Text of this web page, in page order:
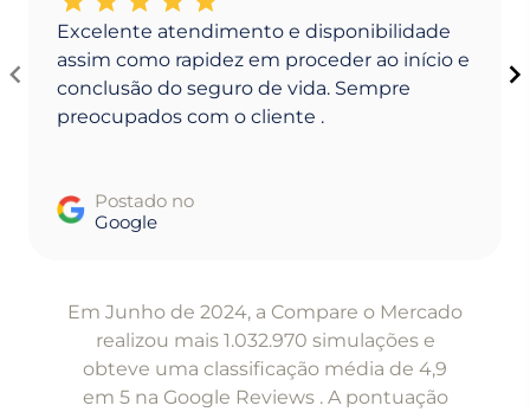
Excelente atendimento e disponibilidade
assim como rapidez em proceder ao início e
conclusão do seguro de vida. Sempre
preocupados com o cliente .
Postado no
Google
Em Junho de 2024, a Compare o Mercado
realizou mais 1.032.970 simulações e
obteve uma classificação média de 4,9
em 5 na Google Reviews . A pontuação